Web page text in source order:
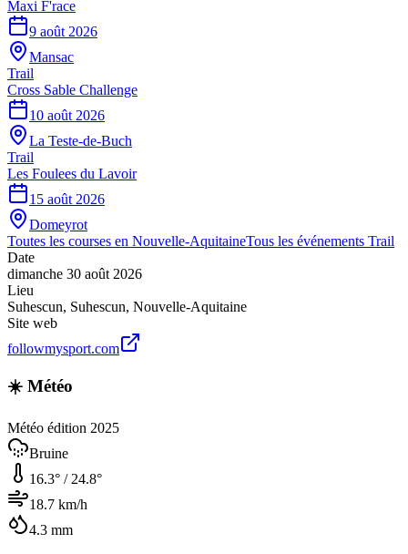
Maxi F'race
9 août 2026
Mansac
Trail
Cross Sable Challenge
10 août 2026
La Teste-de-Buch
Trail
Les Foulees du Lavoir
15 août 2026
Domeyrot
Toutes les courses en Nouvelle-AquitaineTous les événements Trail
Date
dimanche 30 août 2026
Lieu
Suhescun, Suhescun, Nouvelle-Aquitaine
Site web
followmysport.com
☀️ Météo
Météo édition 2025
Bruine
16.3° / 24.8°
18.7 km/h
4.3 mm